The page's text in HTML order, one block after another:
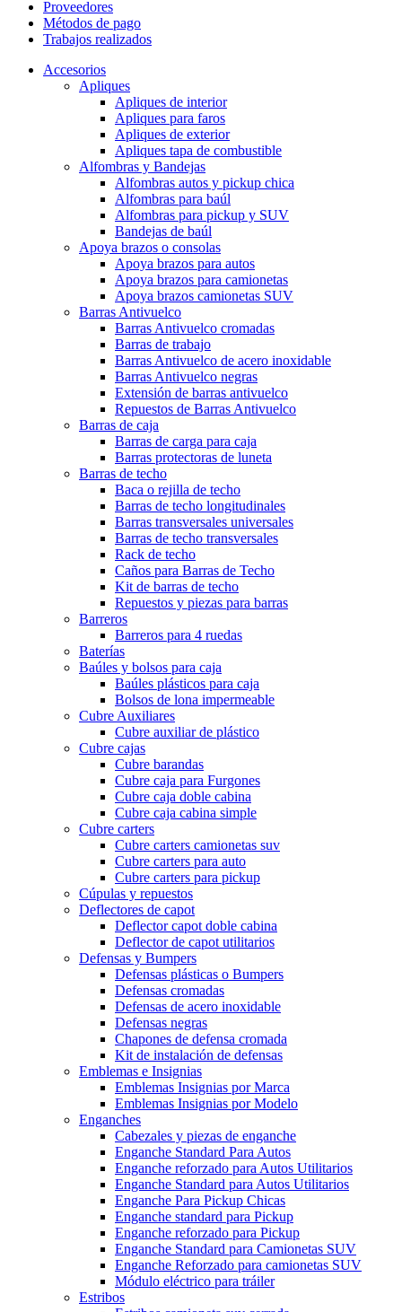
Proveedores
Métodos de pago
Trabajos realizados
Accesorios
Apliques
Apliques de interior
Apliques para faros
Apliques de exterior
Apliques tapa de combustible
Alfombras y Bandejas
Alfombras autos y pickup chica
Alfombras para baúl
Alfombras para pickup y SUV
Bandejas de baúl
Apoya brazos o consolas
Apoya brazos para autos
Apoya brazos para camionetas
Apoya brazos camionetas SUV
Barras Antivuelco
Barras Antivuelco cromadas
Barras de trabajo
Barras Antivuelco de acero inoxidable
Barras Antivuelco negras
Extensión de barras antivuelco
Repuestos de Barras Antivuelco
Barras de caja
Barras de carga para caja
Barras protectoras de luneta
Barras de techo
Baca o rejilla de techo
Barras de techo longitudinales
Barras transversales universales
Barras de techo transversales
Rack de techo
Caños para Barras de Techo
Kit de barras de techo
Repuestos y piezas para barras
Barreros
Barreros para 4 ruedas
Baterías
Baúles y bolsos para caja
Baúles plásticos para caja
Bolsos de lona impermeable
Cubre Auxiliares
Cubre auxiliar de plástico
Cubre cajas
Cubre barandas
Cubre caja para Furgones
Cubre caja doble cabina
Cubre caja cabina simple
Cubre carters
Cubre carters camionetas suv
Cubre carters para auto
Cubre carters para pickup
Cúpulas y repuestos
Deflectores de capot
Deflector capot doble cabina
Deflector de capot utilitarios
Defensas y Bumpers
Defensas plásticas o Bumpers
Defensas cromadas
Defensas de acero inoxidable
Defensas negras
Chapones de defensa cromada
Kit de instalación de defensas
Emblemas e Insignias
Emblemas Insignias por Marca
Emblemas Insignias por Modelo
Enganches
Cabezales y piezas de enganche
Enganche Standard Para Autos
Enganche reforzado para Autos Utilitarios
Enganche Standard para Autos Utilitarios
Enganche Para Pickup Chicas
Enganche standard para Pickup
Enganche reforzado para Pickup
Enganche Standard para Camionetas SUV
Enganche Reforzado para camionetas SUV
Módulo eléctrico para tráiler
Estribos